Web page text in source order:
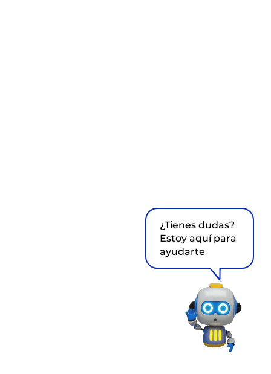
¿Tienes dudas?
Estoy aquí para
ayudarte